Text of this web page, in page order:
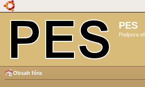
PES
Podpora
Obsah fóra